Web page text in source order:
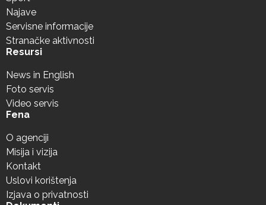
Najave
Servisne informacije
Stranačke aktivnosti
Resursi
News in English
Foto servis
Video servis
Fena
O agenciji
Misija i vizija
Kontakt
Uslovi korištenja
Izjava o privatnosti